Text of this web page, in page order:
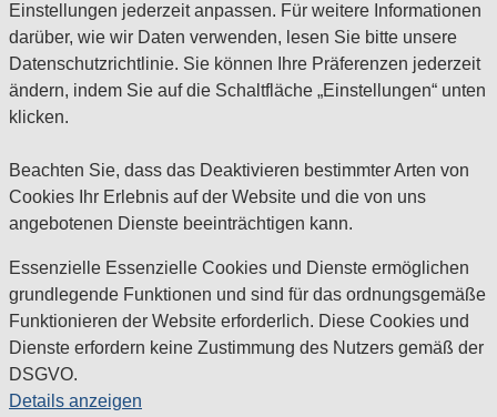
Einstellungen jederzeit anpassen. Für weitere Informationen
darüber, wie wir Daten verwenden, lesen Sie bitte unsere
Datenschutzrichtlinie. Sie können Ihre Präferenzen jederzeit
ändern, indem Sie auf die Schaltfläche „Einstellungen“ unten
klicken.
Beachten Sie, dass das Deaktivieren bestimmter Arten von
Cookies Ihr Erlebnis auf der Website und die von uns
angebotenen Dienste beeinträchtigen kann.
Essenzielle Essenzielle Cookies und Dienste ermöglichen
grundlegende Funktionen und sind für das ordnungsgemäße
Funktionieren der Website erforderlich. Diese Cookies und
Dienste erfordern keine Zustimmung des Nutzers gemäß der
DSGVO.
Details anzeigen